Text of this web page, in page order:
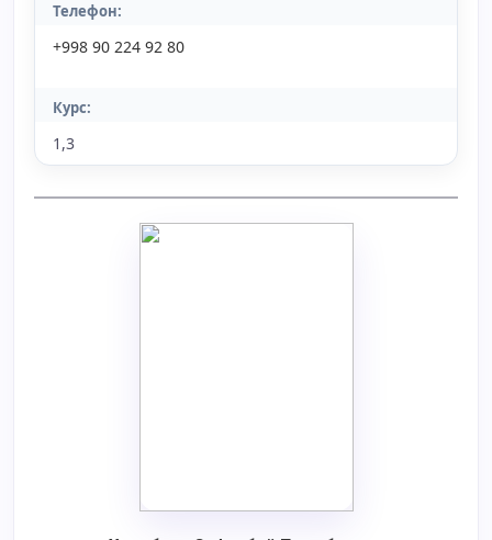
Телефон:
+998 90 224 92 80
Курс:
1,3